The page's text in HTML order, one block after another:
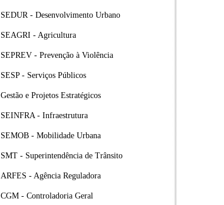
SEDUR - Desenvolvimento Urbano
SEAGRI - Agricultura
SEPREV - Prevenção à Violência
SESP - Serviços Públicos
Gestão e Projetos Estratégicos
SEINFRA - Infraestrutura
SEMOB - Mobilidade Urbana
SMT - Superintendência de Trânsito
ARFES - Agência Reguladora
CGM - Controladoria Geral